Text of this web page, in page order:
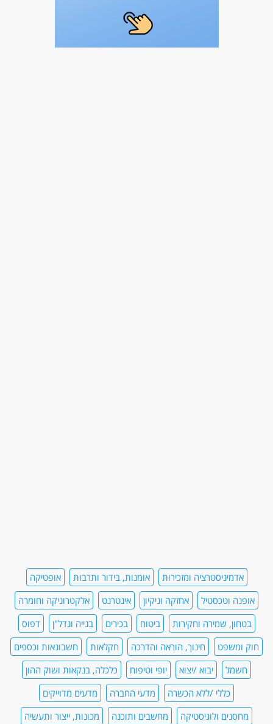
אדמיניסטרציה ומזכירות אומנות, בידור ותרבות
אופטיקה
אופנה וטכסטיל
אחזקה וניקיון אינטרנט
אלקטרוניקה וחומרה
בטחון, שמירה וחקירות
ביטוח בכירים בנייה ונדל"ן
דפוס
חוק ומשפט
חינוך, הוראה והדרכה חקלאות
חשבונאות וכספים
חשמל
יבוא /יצוא יופי וטיפוח
כלכלה, בנקאות ושוק ההון
כללי /ללא הכשרה
מדעי החברה
מדעים מדוייקים
מחסנים ולוגיסטיקה
מחשבים ותוכנה
מכונות, ייצור ותעשיה